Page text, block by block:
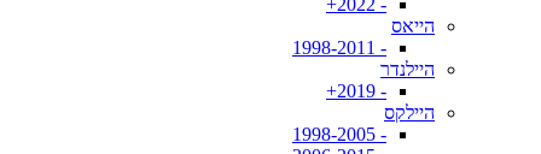
- 2022+
הייאס
- 1998-2011
היילנדר
- 2019+
היילקס
- 1998-2005